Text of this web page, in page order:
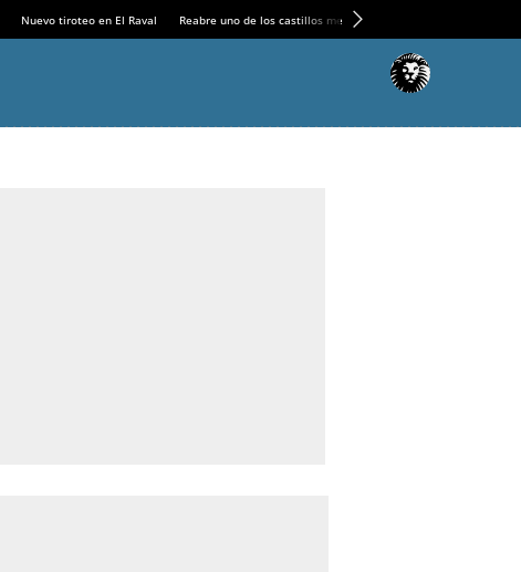
Nuevo tiroteo en El Raval Reabre uno de los castillos medievales más espectaculares